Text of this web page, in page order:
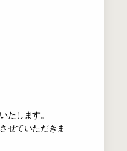
たします。
せていただきま